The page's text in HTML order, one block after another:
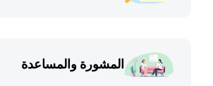
المشورة والمساعدة